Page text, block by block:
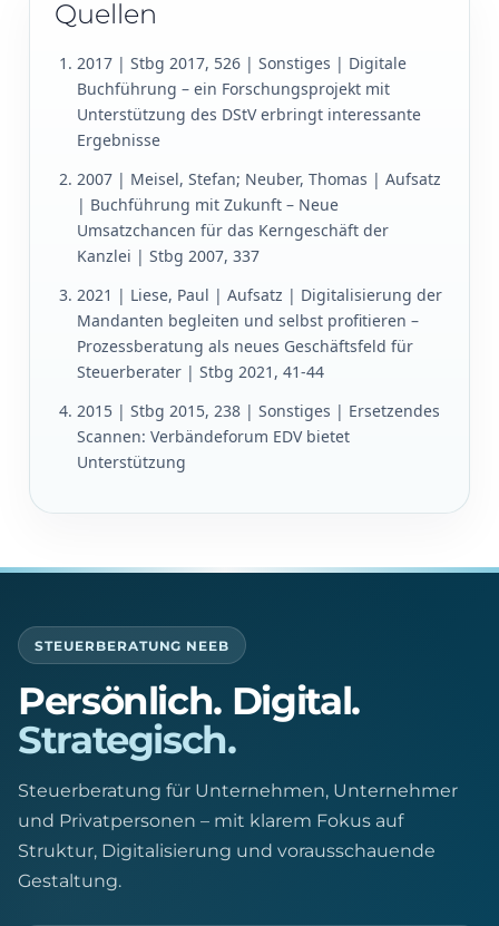
Quellen
2017 | Stbg 2017, 526 | Sonstiges | Digitale
Buchführung – ein Forschungsprojekt mit
Unterstützung des DStV erbringt interessante
Ergebnisse
2007 | Meisel, Stefan; Neuber, Thomas | Aufsatz
| Buchführung mit Zukunft – Neue
Umsatzchancen für das Kerngeschäft der
Kanzlei | Stbg 2007, 337
2021 | Liese, Paul | Aufsatz | Digitalisierung der
Mandanten begleiten und selbst profitieren –
Prozessberatung als neues Geschäftsfeld für
Steuerberater | Stbg 2021, 41-44
2015 | Stbg 2015, 238 | Sonstiges | Ersetzendes
Scannen: Verbändeforum EDV bietet
Unterstützung
STEUERBERATUNG NEEB
Persönlich. Digital.
Strategisch.
Steuerberatung für Unternehmen, Unternehmer
und Privatpersonen – mit klarem Fokus auf
Struktur, Digitalisierung und vorausschauende
Gestaltung.